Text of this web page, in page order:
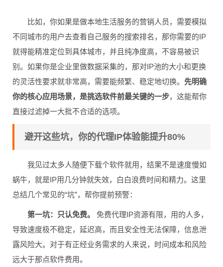
比如，你如果是做本地生活服务的营销人员，需要模拟
不同城市的用户去查看自己服务的搜索排名，那你需要的IP
就得能精准定位到具体城市，并且纯净度高，不容易被识
别。如果你是企业里做数据采集的，那对IP池的大小和更换
的灵活性要求就非常高，需要能频繁、稳定地切换。 先明确
你的核心应用场景，是挑选软件前最关键的一步，这能帮你
直接过滤掉一大批不合适的选项。
避开这些坑，你的代理IP体验能提升80%
我见过太多人随便下载个软件就用，结果不是速度慢如
蜗牛，就是IP用几分钟就失效，白白浪费时间和精力。这里
总结几个常见的“坑”，帮你提前预警：
第一坑：只认免费。
免费代理IP资源有限，用的人多，
导致速度极不稳定，延迟高，而且安全性无法保障，信息泄
露风险大。对于有正经业务需求的人来说，时间成本和风险
远大于那点软件费用。